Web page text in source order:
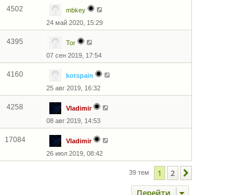
4502
mbkey
24 май 2020, 15:29
4395
Tor
07 сен 2019, 17:54
4160
kotspain
25 авг 2019, 16:32
4258
Vladimir
08 авг 2019, 14:53
17084
Vladimir
26 июл 2019, 08:42
39 тем 1 2
Перейти